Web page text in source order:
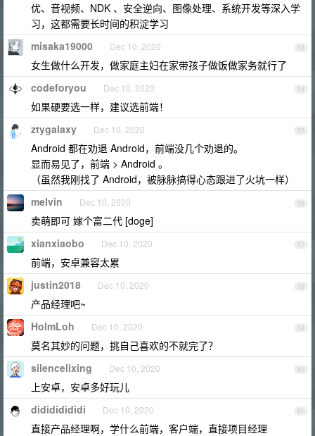
优、音视频、NDK 、安全逆向、图像处理、系统开发等深入学
习，这都需要长时间的积淀学习
53
misaka19000 Dec 10, 2020
女生做什么开发，做家庭主妇在家带孩子做饭做家务就行了
54
codeforyou Dec 10, 2020
如果硬要选一样，建议选前端！
55
ztygalaxy Dec 10, 2020
Android 都在劝退 Android，前端没几个劝退的。
显而易见了，前端 > Android 。
（虽然我刚找了 Android，被脉脉搞得心态跟进了火坑一样）
56
melvin Dec 10, 2020
卖萌即可 嫁个富二代 [doge]
57
xianxiaobo Dec 10, 2020
前端，安卓兼容太累
58
justin2018 Dec 10, 2020
产品经理吧~
59
HolmLoh Dec 10, 2020
莫名其妙的问题，挑自己喜欢的不就完了？
60
silencelixing Dec 10, 2020
上安卓，安卓多好玩儿
61
didididididi Dec 10, 2020
直接产品经理啊，学什么前端，客户端，直接项目经理